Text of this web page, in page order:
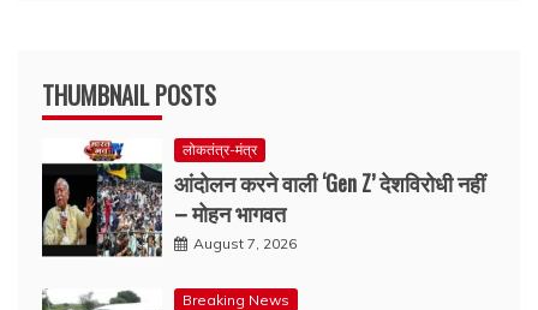
THUMBNAIL POSTS
लोकतंत्र-मंत्र
आंदोलन करने वाली ‘Gen Z’ देशविरोधी नहीं
– मोहन भागवत
August 7, 2026
Breaking News